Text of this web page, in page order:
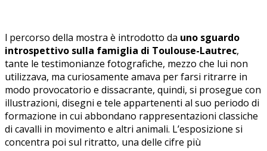
l percorso della mostra è introdotto da uno sguardo
introspettivo sulla famiglia di Toulouse-Lautrec,
tante le testimonianze fotografiche, mezzo che lui non
utilizzava, ma curiosamente amava per farsi ritrarre in
modo provocatorio e dissacrante, quindi, si prosegue con
illustrazioni, disegni e tele appartenenti al suo periodo di
formazione in cui abbondano rappresentazioni classiche
di cavalli in movimento e altri animali. L’esposizione si
concentra poi sul ritratto, una delle cifre più